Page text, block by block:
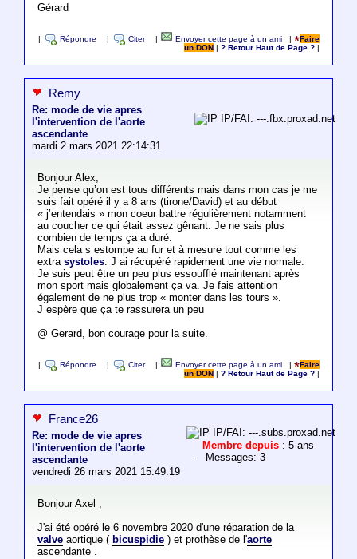
Gérard
Répondre Citer Envoyer cette page à un ami |
Faire
un DON
|? Retour Haut de Page ?
Remy
Re: mode de vie apres
l'intervention de l'aorte
ascendante
mardi 2 mars 2021 22:14:31
IP/FAI: ---.fbx.proxad.net
Bonjour Alex,
Je pense qu’on est tous différents mais dans mon cas je me
suis fait opéré il y a 8 ans (tirone/David) et au début
« j’entendais » mon coeur battre régulièrement notamment
au coucher ce qui était assez gênant. Je ne sais plus
combien de temps ça a duré.
Mais cela s estompe au fur et à mesure tout comme les
extra systoles. J ai récupéré rapidement une vie normale.
Je suis peut être un peu plus essoufflé maintenant après
mon sport mais globalement ça va. Je fais attention
également de ne plus trop « monter dans les tours ».
J espère que ça te rassurera un peu
@ Gerard, bon courage pour la suite.
Répondre Citer Envoyer cette page à un ami |
Faire
un DON
|? Retour Haut de Page ?
France26
Re: mode de vie apres
l'intervention de l'aorte
ascendante
vendredi 26 mars 2021 15:49:19
IP/FAI: ---.subs.proxad.net
Membre depuis : 5 ans
- Messages: 3
Bonjour Axel ,
J'ai été opéré le 6 novembre 2020 d'une réparation de la
valveaortique ( bicuspidie) et prothèse de l'aorte
ascendante .